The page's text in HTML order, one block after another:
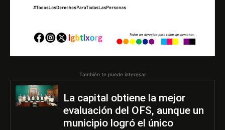
También te puede interesar
La capital obtiene la mejor
evaluación del OFS, aunque un
municipio logró el único